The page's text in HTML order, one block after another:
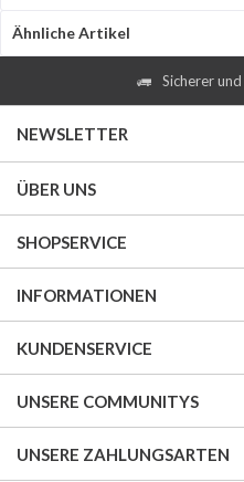
Ähnliche Artikel
Sicherer
NEWSLETTER
ÜBER UNS
SHOPSERVICE
INFORMATIONEN
KUNDENSERVICE
UNSERE COMMUNITYS
UNSERE ZAHLUNGSARTEN